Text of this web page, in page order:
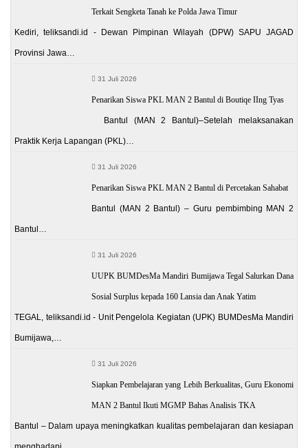
Terkait Sengketa Tanah ke Polda Jawa Timur
Kediri, teliksandi.id - Dewan Pimpinan Wilayah (DPW) SAPU JAGAD
Provinsi Jawa…
31 Juli 2026
Penarikan Siswa PKL MAN 2 Bantul di Boutiqe IIng Tyas
Bantul (MAN 2 Bantul)–Setelah melaksanakan
Praktik Kerja Lapangan (PKL)…
31 Juli 2026
Penarikan Siswa PKL MAN 2 Bantul di Percetakan Sahabat
Bantul (MAN 2 Bantul) – Guru pembimbing MAN 2
Bantul…
31 Juli 2026
UUPK BUMDesMa Mandiri Bumijawa Tegal Salurkan Dana
Sosial Surplus kepada 160 Lansia dan Anak Yatim
TEGAL, teliksandi.id - Unit Pengelola Kegiatan (UPK) BUMDesMa Mandiri
Bumijawa,…
31 Juli 2026
Siapkan Pembelajaran yang Lebih Berkualitas, Guru Ekonomi
MAN 2 Bantul Ikuti MGMP Bahas Analisis TKA
Bantul – Dalam upaya meningkatkan kualitas pembelajaran dan kesiapan